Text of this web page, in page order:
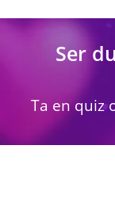
Ser
Ta en quiz